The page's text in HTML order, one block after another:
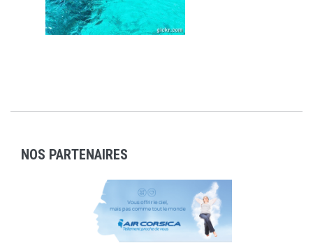
NOS PARTENAIRES